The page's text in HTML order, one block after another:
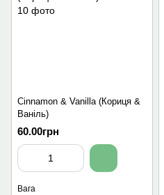
Cinnamon & Vanilla (Кориця &
Ваніль)
60.00грн
Вага